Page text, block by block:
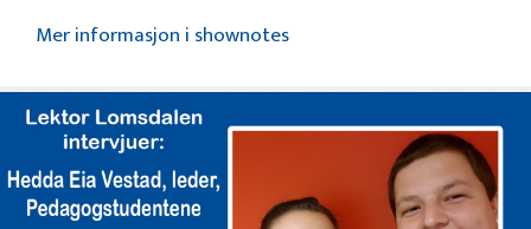
Mer informasjon i shownotes